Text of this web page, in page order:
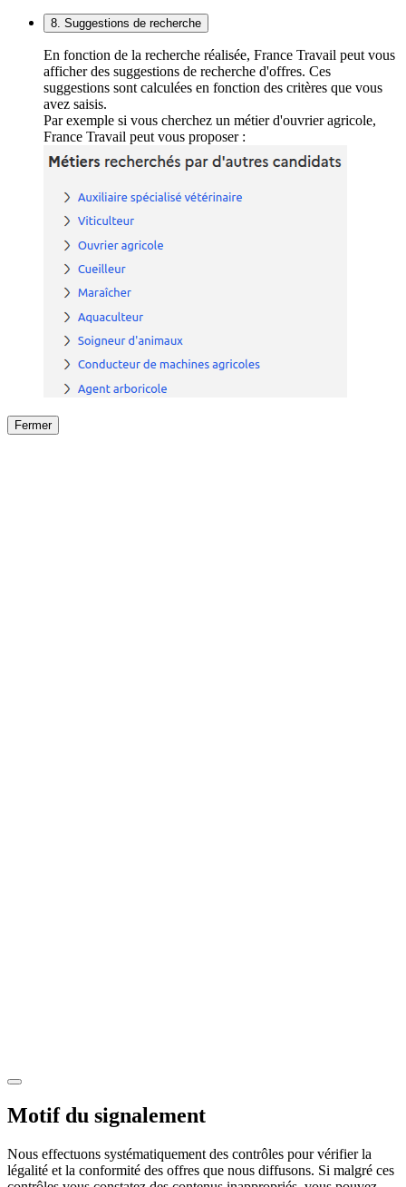
8. Suggestions de recherche
En fonction de la recherche réalisée, France Travail peut vous
afficher des suggestions de recherche d'offres. Ces
suggestions sont calculées en fonction des critères que vous
avez saisis.
Par exemple si vous cherchez un métier d'ouvrier agricole,
France Travail peut vous proposer :
Fermer
Motif du signalement
Nous effectuons systématiquement des contrôles pour vérifier la
légalité et la conformité des offres que nous diffusons. Si malgré ces